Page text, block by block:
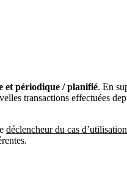
et périodique / planifié. En
transactions effectuées
déclencheur du cas d’utilisation